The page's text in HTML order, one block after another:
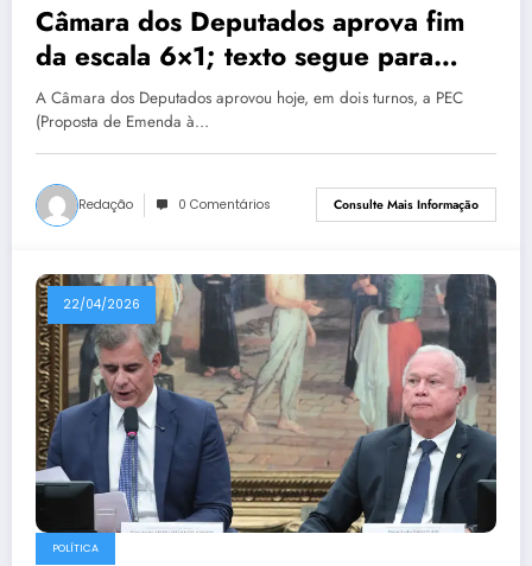
Câmara dos Deputados aprova fim
da escala 6×1; texto segue para
Senado
A Câmara dos Deputados aprovou hoje, em dois turnos, a PEC
(Proposta de Emenda à…
Redação 0 Comentários Consulte Mais Informação
22/04/2026
POLÍTICA